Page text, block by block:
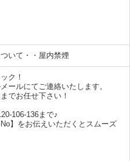
いて・・屋内禁煙
ク！
ールにてご連絡いたします。
でお任せ下さい！
106-136まで♪
】をお伝えいただくとスムーズ